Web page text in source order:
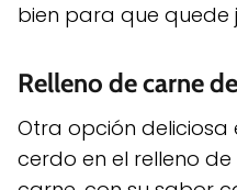
bien para que quede
Relleno de carne
Otra opción deliciosa
cerdo en el relleno